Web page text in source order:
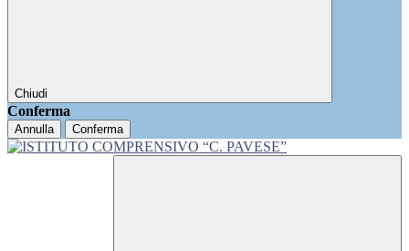
Chiudi
Conferma
Annulla Conferma